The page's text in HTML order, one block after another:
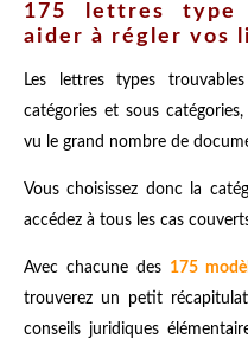
175 lettres type
aider à régler vos
Les lettres types
catégories et sous
vu le grand nombre de
Vous choisissez donc la
accédez à tous les cas
Avec chacune des 175
trouverez un petit
conseils juridiques